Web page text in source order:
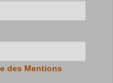
des Mentions